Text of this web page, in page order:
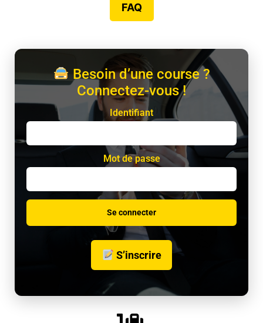
FAQ
Besoin d’une course ?
Connectez-vous !
Identifiant
Mot de passe
S’inscrire